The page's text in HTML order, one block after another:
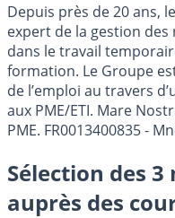
Depuis près de 20 ans,
expert de la gestion
dans le travail
formation. Le Groupe
de l’emploi au travers
aux PME/ETI. Mare
PME. FR0013400835 -
Sélection des
auprès des